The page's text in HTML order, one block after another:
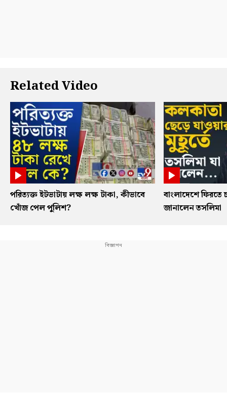
Related Video
পরিত্যক্ত ইটভাটায় লক্ষ লক্ষ টাকা, কীভাবে
খোঁজ পেল পুলিশ?
বাংলাদেশে ফিরতে
জানালেন তসলিমা